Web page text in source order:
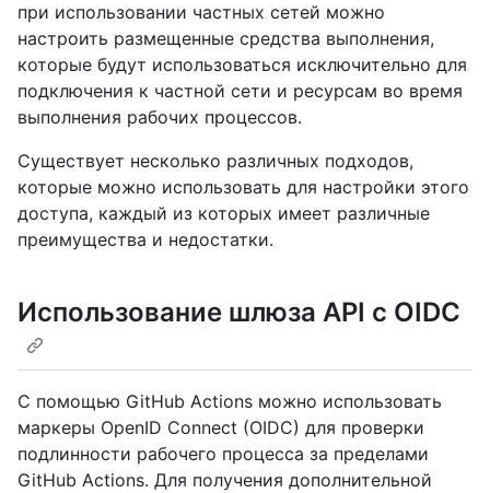
при использовании частных сетей можно
настроить размещенные средства выполнения,
которые будут использоваться исключительно для
подключения к частной сети и ресурсам во время
выполнения рабочих процессов.
Существует несколько различных подходов,
которые можно использовать для настройки этого
доступа, каждый из которых имеет различные
преимущества и недостатки.
Использование шлюза API с OIDC
С помощью GitHub Actions можно использовать
маркеры OpenID Connect (OIDC) для проверки
подлинности рабочего процесса за пределами
GitHub Actions. Для получения дополнительной